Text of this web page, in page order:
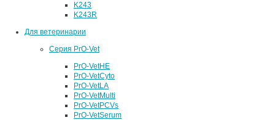
K243
K243R
Для ветеринарии
Серия PrO-Vet
PrO-VetHE
PrO-VetCyto
PrO-VetLA
PrO-VetMulti
PrO-VetPCVs
PrO-VetSerum